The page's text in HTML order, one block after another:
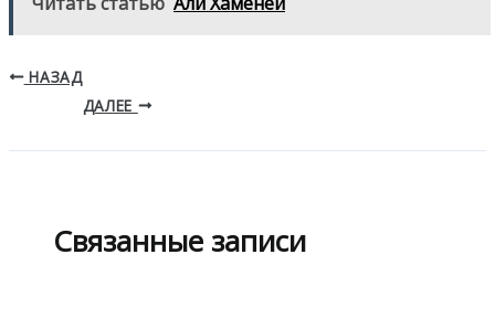
НАЗАД
ДАЛЕЕ
Связанные записи